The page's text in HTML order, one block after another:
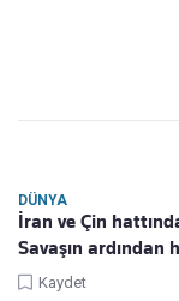
DÜNYA
İran ve Çin
Savaşın ardından
Kaydet